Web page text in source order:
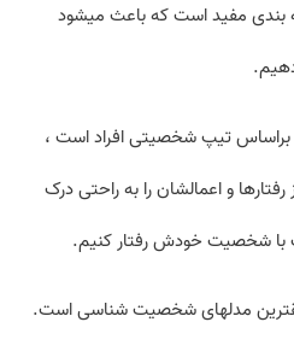
مفید است که باعث میشود
براساس تیپ شخصیتی افراد است ،
و اعمالشان را به راحتی درک
با شخصیت خودش رفتار کنیم.